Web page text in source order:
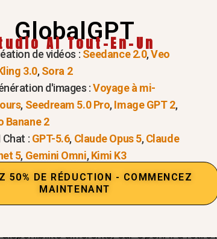
A pris
d'accès à Sora pour les
Un
; l'accès temporaire est
Sa
dès maintenant
Une
différents, car OpenAI a
GlobalGPT
AI Tout-En-Un
de vidéos : Seedance 2.0,Veo
3.0,Sora 2
d'images :Voyage à mi-
, Seedream 5.0 Pro,Image GPT 2,
Banane 2
Chat : GPT-5.6, Claude Opus 5,Claude
5, Gemini Omni,Kimi K3
50% DE RÉDUCTION - COMMENCEZ
MAINTENANT